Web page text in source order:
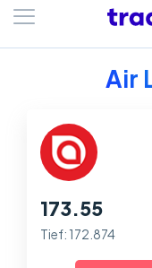
Über uns
Air
173.55
Tief: 172.874